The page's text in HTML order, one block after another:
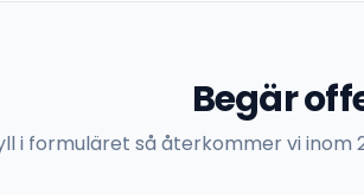
Begär
i formuläret så återkommer vi